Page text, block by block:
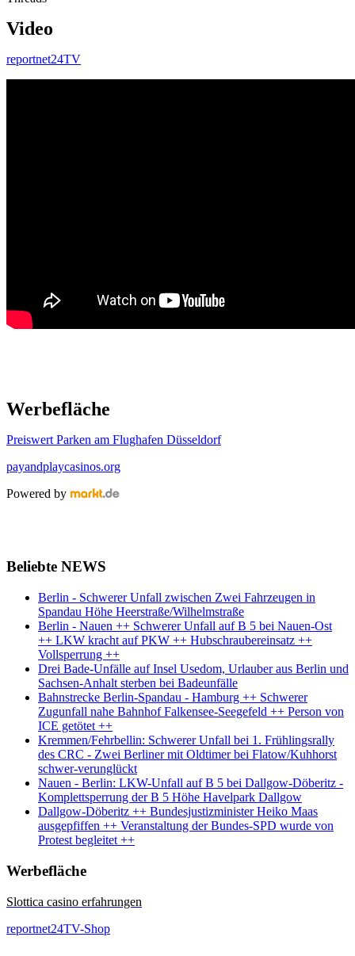
Video
reportnet24TV
Werbefläche
Preiswert Parken am Flughafen Düsseldorf
payandplaycasinos.org
Powered by
Beliebte NEWS
Berlin - Schwerer Unfall zwischen Zwei Fahrzeugen in
Spandau Höhe Heerstraße/Wilhelmstraße
Berlin - Nauen ++ Schwerer Unfall auf B 5 bei Nauen-Ost
++ LKW kracht auf PKW ++ Hubschraubereinsatz ++
Vollsperrung ++
Drei Bade-Unfälle auf Insel Usedom, Urlauber aus Berlin und
Sachsen-Anhalt sterben bei Badeunfälle
Bahnstrecke Berlin-Spandau - Hamburg ++ Schwerer
Zugunfall nahe Bahnhof Falkensee-Seegefeld ++ Person von
ICE getötet ++
Kremmen/Fehrbellin: Schwerer Unfall bei 1. Frühlingsrally
des CRC - Zwei Berliner mit Oldtimer bei Flatow/Kuhhorst
schwer-verunglückt
Nauen - Berlin: LKW-Unfall auf B 5 bei Dallgow-Döberitz -
Komplettsperrung der B 5 Höhe Havelpark Dallgow
Dallgow-Döberitz ++ Bundesjustizminister Heiko Maas
ausgepfiffen ++ Veranstaltung der Bundes-SPD wurde von
Protest begleitet ++
Werbefläche
Slottica casino erfahrungen
reportnet24TV-Shop